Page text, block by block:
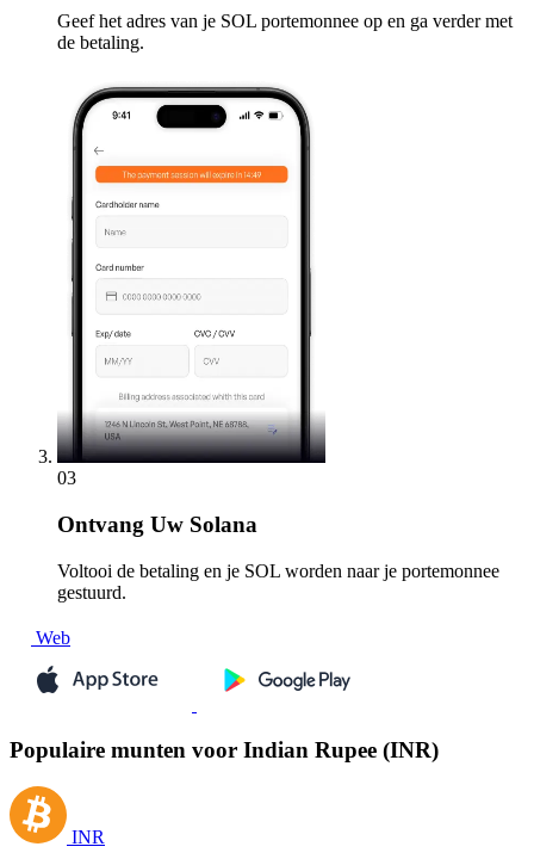
Geef het adres van je SOL portemonnee op en ga verder met
de betaling.
03
Ontvang Uw Solana
Voltooi de betaling en je SOL worden naar je portemonnee
gestuurd.
Web
Populaire munten voor Indian Rupee (INR)
INR